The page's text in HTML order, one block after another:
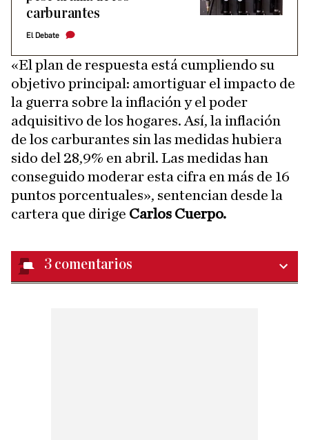
carburantes
El Debate
«El plan de respuesta está cumpliendo su
objetivo principal: amortiguar el impacto de
la guerra sobre la inflación y el poder
adquisitivo de los hogares. Así, la inflación
de los carburantes sin las medidas hubiera
sido del 28,9% en abril. Las medidas han
conseguido moderar esta cifra en más de 16
puntos porcentuales», sentencian desde la
cartera que dirige Carlos Cuerpo.
3 comentarios